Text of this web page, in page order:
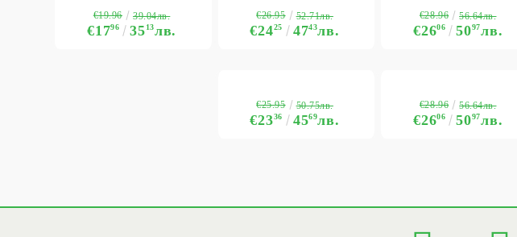
€1796 3513лв.
€19.96 39.04лв.
€2425 4743лв.
€26.95 52.71лв.
€2606 5097лв.
€28.96 56.64лв.
€2336 4569лв.
€25.95 50.75лв.
€2606 5097лв.
€28.96 56.64лв.